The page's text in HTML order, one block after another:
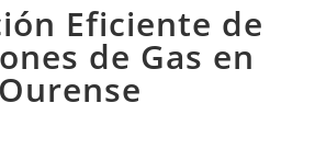
Eficiente de
de Gas en
Ourense